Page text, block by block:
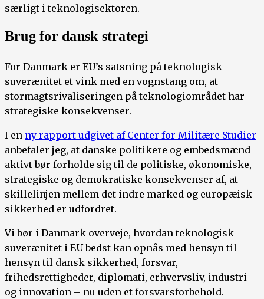
særligt i teknologisektoren.
Brug for dansk strategi
For Danmark er EU’s satsning på teknologisk
suverænitet et vink med en vognstang om, at
stormagtsrivaliseringen på teknologiområdet har
strategiske konsekvenser.
I en ny rapport udgivet af Center for Militære Studier
anbefaler jeg, at danske politikere og embedsmænd
aktivt bør forholde sig til de politiske, økonomiske,
strategiske og demokratiske konsekvenser af, at
skillelinjen mellem det indre marked og europæisk
sikkerhed er udfordret.
Vi bør i Danmark overveje, hvordan teknologisk
suverænitet i EU bedst kan opnås med hensyn til
hensyn til dansk sikkerhed, forsvar,
frihedsrettigheder, diplomati, erhvervsliv, industri
og innovation – nu uden et forsvarsforbehold.